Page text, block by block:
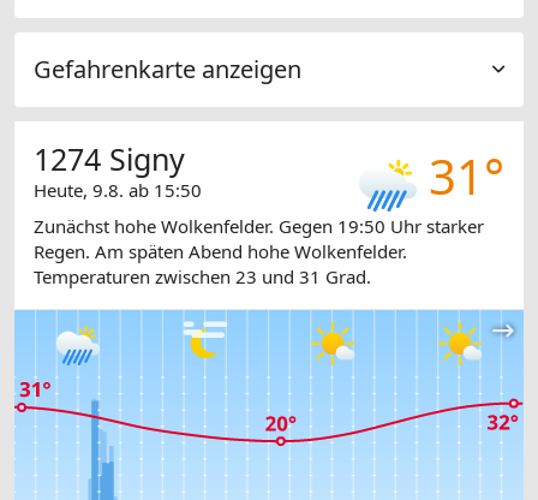
Gefahrenkarte anzeigen
31°
1274 Signy
Heute, 9.8. ab 15:50
Zunächst hohe Wolkenfelder. Gegen 19:50 Uhr starker
Regen. Am späten Abend hohe Wolkenfelder.
Temperaturen zwischen 23 und 31 Grad.